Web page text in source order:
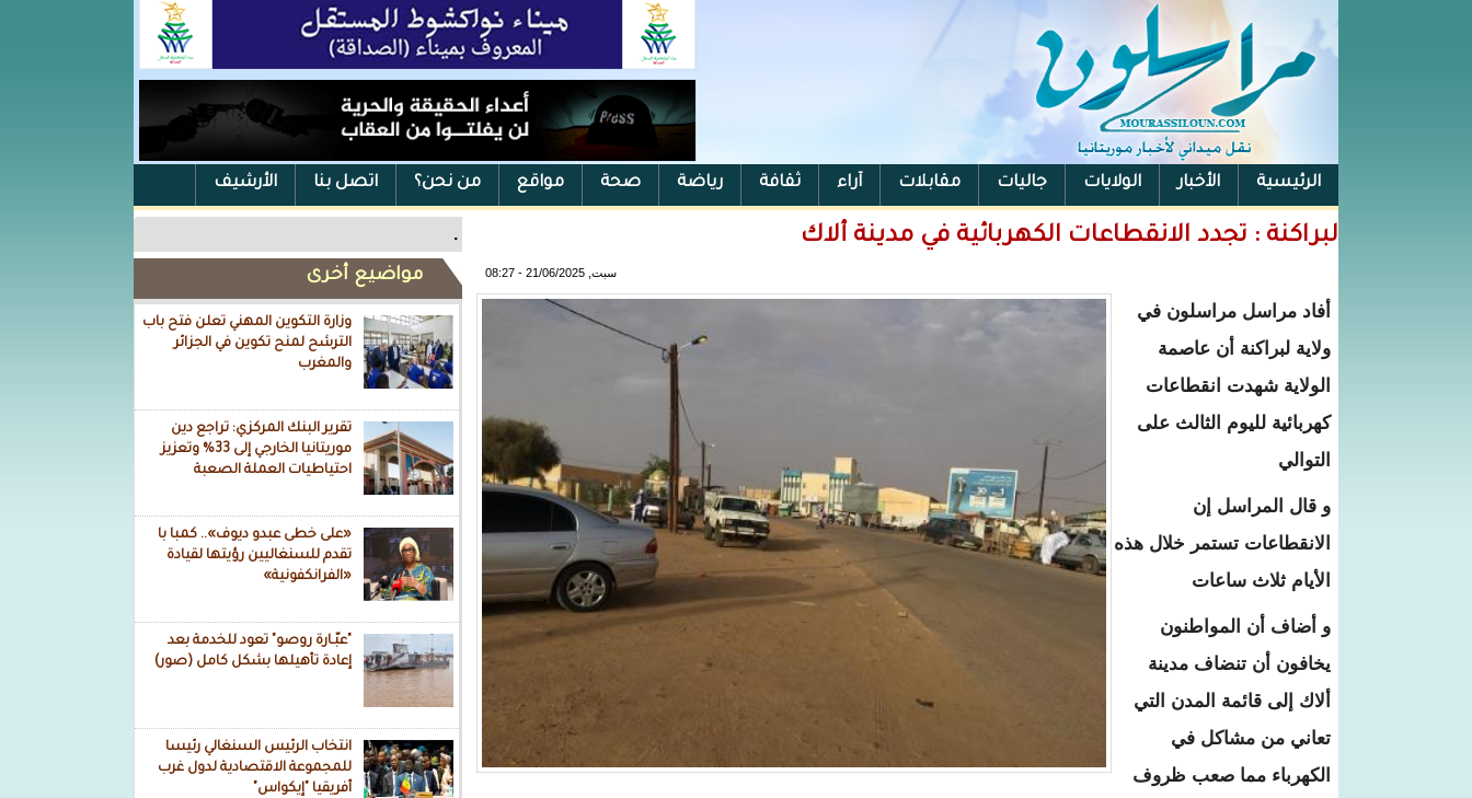
الرئيسية الأخبار الولايات جاليات مقابلات آراء ثقافة رياضة صحة مواقع من نحن؟ اتصل بنا الأرشيف
الفيس بوك .
مواضيع أخرى
وزارة التكوين المهني تعلن فتح باب
الترشح لمنح تكوين في الجزائر
والمغرب
تقرير البنك المركزي: تراجع دين
موريتانيا الخارجي إلى 33% وتعزيز
احتياطيات العملة الصعبة
«على خطى عبدو ديوف».. كمبا با
تقدم للسنغاليين رؤيتها لقيادة
«الفرانكفونية»
"عبّـارة روصو" تعود للخدمة بعد
إعادة تأهيلها بشكل كامل (صور)
انتخاب الرئيس السنغالي رئيسا
للمجموعة الاقتصادية لدول غرب
أفريقيا "إيكواس"
لبراكنة : تجدد الانقطاعات الكهربائية في مدينة ألاك
سبت, 21/06/2025 - 08:27
أفاد مراسل مراسلون في
ولاية لبراكنة أن عاصمة
الولاية شهدت انقطاعات
كهربائية لليوم الثالث على
التوالي
و قال المراسل إن
الانقطاعات تستمر خلال هذه
الأيام ثلاث ساعات
و أضاف أن المواطنون
يخافون أن تنضاف مدينة
ألاك إلى قائمة المدن التي
تعاني من مشاكل في
الكهرباء مما صعب ظروف